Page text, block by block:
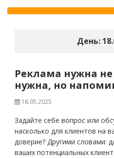
День:
Реклама нужна
нужна, но
18.05.2025
Задайте себе вопрос или
насколько для клиентов на
доверие? Другими словами:
ваших потенциальных